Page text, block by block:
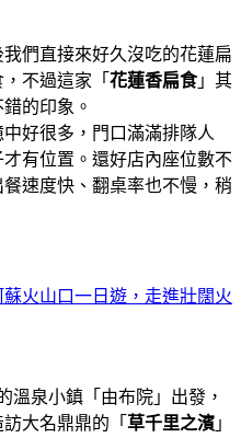
們直接來好久沒吃的花蓮扁
不過這家「 花蓮香扁食」其
的印象。
好很多，門口滿滿排隊人
有位置。還好店內座位數不
速度快、翻桌率也不慢，稍
火山口一日遊，走進壯闊火
溫泉小鎮「由布院」出發，
大名鼎鼎的「 草千里之濱 」